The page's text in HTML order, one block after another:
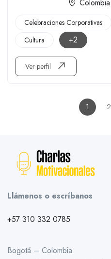
Colombia
Celebraciones Corporativas
Cultura
+2
Ver perfil
1 2
Llámenos o escríbanos
+57 310 332 0785
Bogotá – Colombia